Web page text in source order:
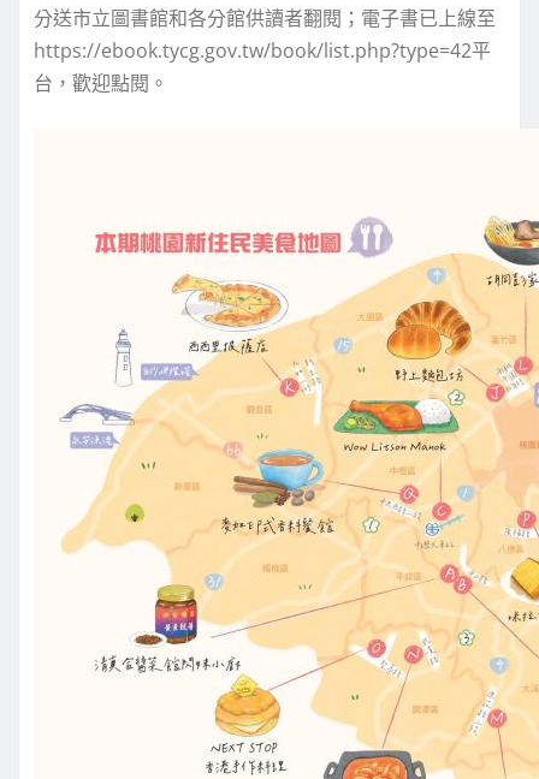
分送市立圖書館和各分館供讀者翻閱 ；電子書已上線至
https://ebook.tycg.gov.tw/book/list.php?type=42平
台，歡迎點閱。